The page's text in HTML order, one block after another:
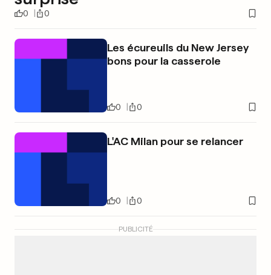
0 0
Les écureuils du New Jersey
bons pour la casserole
0 0
L'AC Milan pour se relancer
0 0
PUBLICITÉ